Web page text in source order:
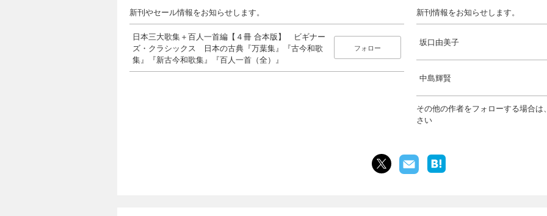
新刊やセール情報をお知らせします。
日本三大歌集＋百人一首編【４冊 合本版】 ビギナー
ズ・クラシックス 日本の古典『万葉集』『古今和歌
集』『新古今和歌集』『百人一首（全）』
フォロー
新刊情報をお知らせします。
坂口由美子
中島輝賢
その他の作者をフォローする場合
さい